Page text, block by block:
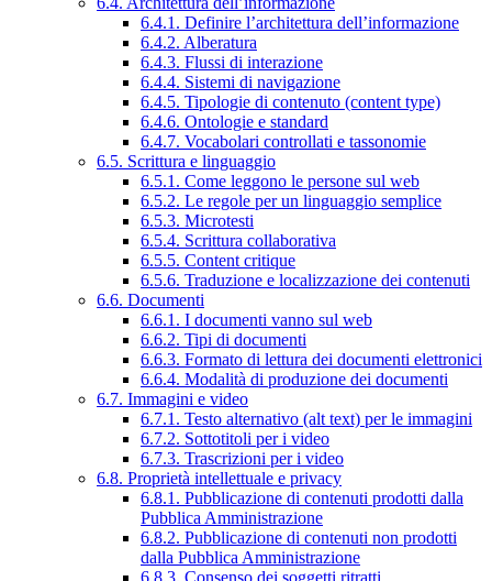
6.4.1. Definire l’architettura dell’informazione
6.4.2. Alberatura
6.4.3. Flussi di interazione
6.4.4. Sistemi di navigazione
6.4.5. Tipologie di contenuto (content type)
6.4.6. Ontologie e standard
6.4.7. Vocabolari controllati e tassonomie
6.5. Scrittura e linguaggio
6.5.1. Come leggono le persone sul web
6.5.2. Le regole per un linguaggio semplice
6.5.3. Microtesti
6.5.4. Scrittura collaborativa
6.5.5. Content critique
6.5.6. Traduzione e localizzazione dei contenuti
6.6. Documenti
6.6.1. I documenti vanno sul web
6.6.2. Tipi di documenti
6.6.3. Formato di lettura dei documenti elettronici
6.6.4. Modalità di produzione dei documenti
6.7. Immagini e video
6.7.1. Testo alternativo (alt text) per le immagini
6.7.2. Sottotitoli per i video
6.7.3. Trascrizioni per i video
6.8. Proprietà intellettuale e privacy
6.8.1. Pubblicazione di contenuti prodotti dalla
Pubblica Amministrazione
6.8.2. Pubblicazione di contenuti non prodotti
dalla Pubblica Amministrazione
6.8.3. Consenso dei soggetti ritratti